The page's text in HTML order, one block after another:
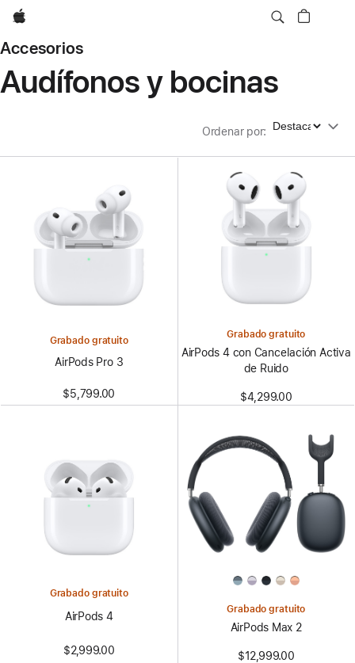
Apple
Accesorios
Audífonos y bocinas
Ordenar por: Ordenar por
Grabado gratuito
AirPods Pro 3
$5,799.00
Grabado gratuito
AirPods 4 con Cancelación Activa
de Ruido
$4,299.00
Grabado gratuito
AirPods 4
$2,999.00
Grabado gratuito
AirPods Max 2
$12,999.00